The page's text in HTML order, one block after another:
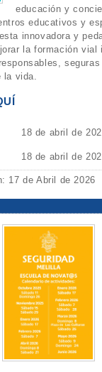
educación y
educativos y
innovadora y
la formación vial
la vida.
18 de abril de
18 de abril de
17 de Abril de 2026